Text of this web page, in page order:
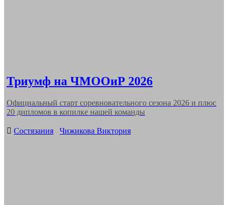
Триумф на ЧМООиР 2026
Официальный старт соревновательного сезона 2026 и плюс
20 дипломов в копилке нашей команды
Categories
Состязания Чижикова Виктория